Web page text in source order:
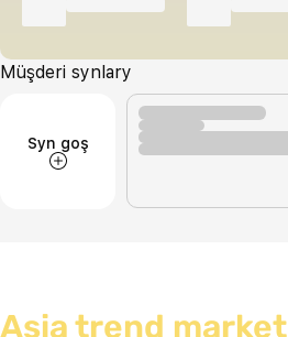
Müşderi synlary
Syn goş
Asia trend market